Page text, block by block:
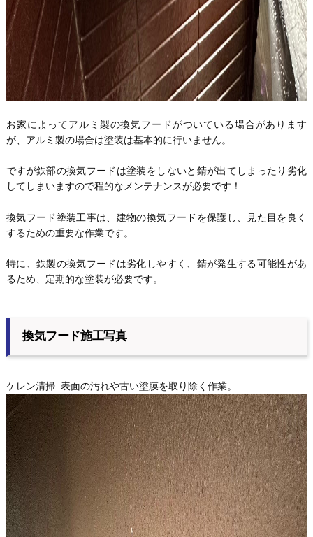
お家によってアルミ製の換気フードがついている場合があります
が、アルミ製の場合は塗装は基本的に行いません。
ですが鉄部の換気フードは塗装をしないと錆が出てしまったり劣化
してしまいますので程的なメンテナンスが必要です！
換気フード塗装工事は、建物の換気フードを保護し、見た目を良く
するための重要な作業です。
特に、鉄製の換気フードは劣化しやすく、錆が発生する可能性があ
るため、定期的な塗装が必要です。
換気フード施工写真
ケレン清掃: 表面の汚れや古い塗膜を取り除く作業。